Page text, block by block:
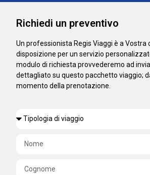
Richiedi un preventivo
Un professionista Regis Viaggi è a Vostra
disposizione per un servizio
modulo di richiesta provvederemo ad
dettagliato su questo pacchetto viaggio;
momento della prenotazione.